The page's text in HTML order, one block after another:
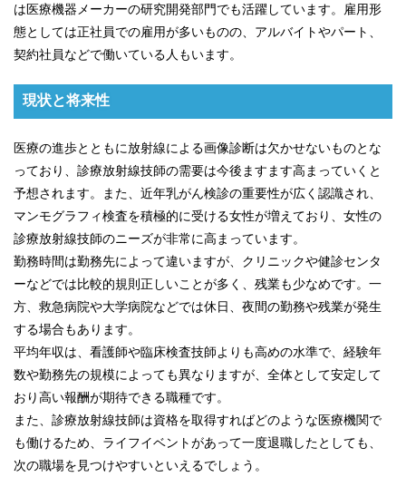
は医療機器メーカーの研究開発部門でも活躍しています。雇用形
態としては正社員での雇用が多いものの、アルバイトやパート、
契約社員などで働いている人もいます。
現状と将来性
医療の進歩とともに放射線による画像診断は欠かせないものとな
っており、診療放射線技師の需要は今後ますます高まっていくと
予想されます。また、近年乳がん検診の重要性が広く認識され、
マンモグラフィ検査を積極的に受ける女性が増えており、女性の
診療放射線技師のニーズが非常に高まっています。
勤務時間は勤務先によって違いますが、クリニックや健診センタ
ーなどでは比較的規則正しいことが多く、残業も少なめです。一
方、救急病院や大学病院などでは休日、夜間の勤務や残業が発生
する場合もあります。
平均年収は、看護師や臨床検査技師よりも高めの水準で、経験年
数や勤務先の規模によっても異なりますが、全体として安定して
おり高い報酬が期待できる職種です。
また、診療放射線技師は資格を取得すればどのような医療機関で
も働けるため、ライフイベントがあって一度退職したとしても、
次の職場を見つけやすいといえるでしょう。